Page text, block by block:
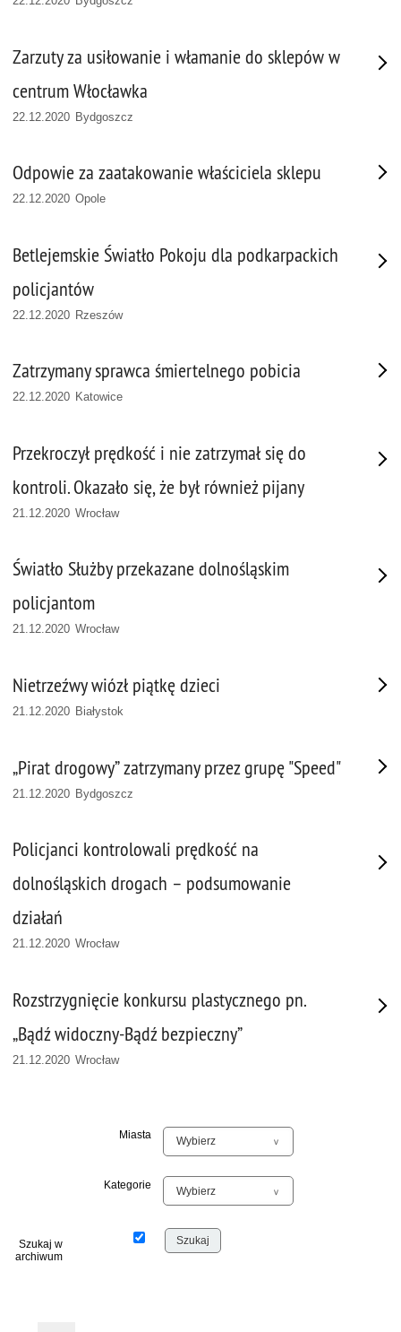
Zarzuty za usiłowanie i włamanie do sklepów w
centrum Włocławka
22.12.2020 Bydgoszcz
Odpowie za zaatakowanie właściciela sklepu
22.12.2020 Opole
Betlejemskie Światło Pokoju dla podkarpackich
policjantów
22.12.2020 Rzeszów
Zatrzymany sprawca śmiertelnego pobicia
22.12.2020 Katowice
Przekroczył prędkość i nie zatrzymał się do
kontroli. Okazało się, że był również pijany
21.12.2020 Wrocław
Światło Służby przekazane dolnośląskim
policjantom
21.12.2020 Wrocław
Nietrzeźwy wiózł piątkę dzieci
21.12.2020 Białystok
„Pirat drogowy” zatrzymany przez grupę "Speed"
21.12.2020 Bydgoszcz
Policjanci kontrolowali prędkość na
dolnośląskich drogach – podsumowanie
działań
21.12.2020 Wrocław
Rozstrzygnięcie konkursu plastycznego pn.
„Bądź widoczny-Bądź bezpieczny”
21.12.2020 Wrocław
Miasta
Kategorie
Szukaj w
archiwum